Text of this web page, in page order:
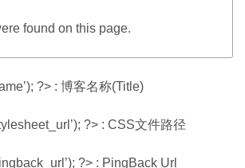
found on this page.
?> : 博客名称(Title)
?> : CSS文件路径
?> : PingBack Url